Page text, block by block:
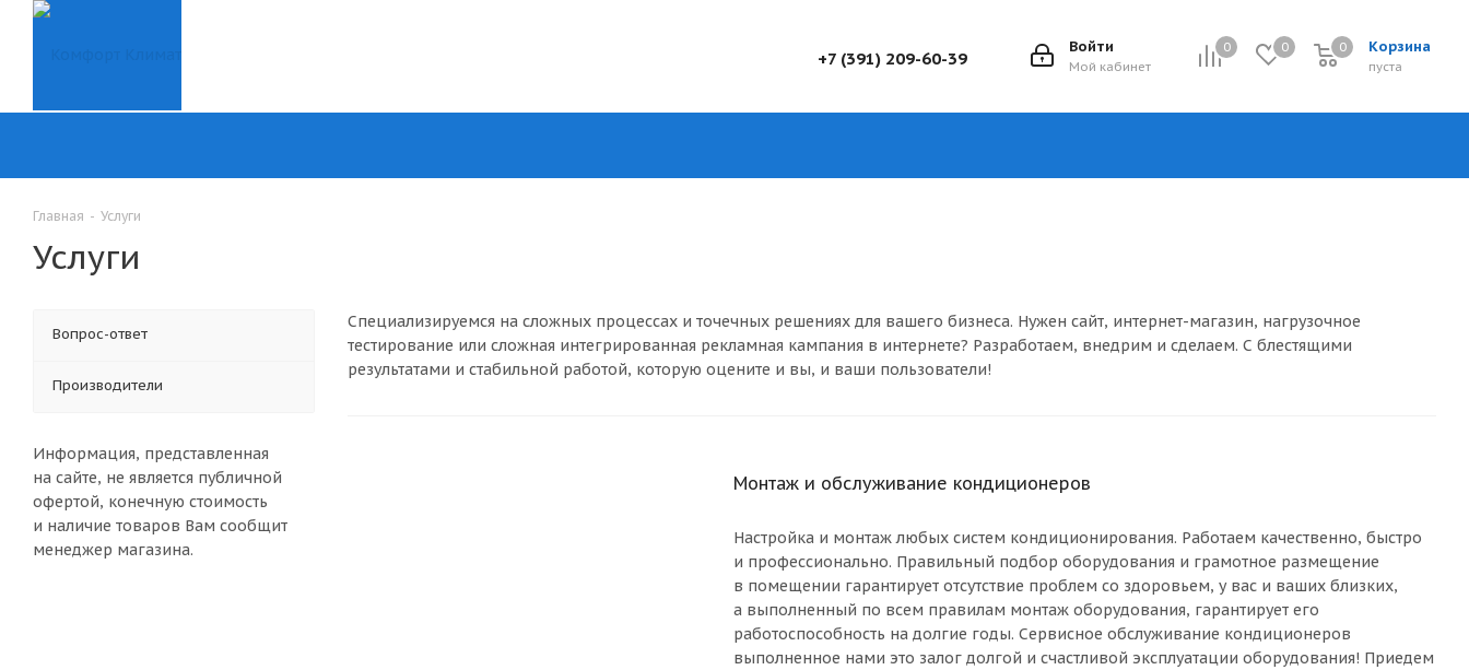
0 0 Корзина
пуста
0
Войти
Мой кабинет
+7 (391) 209-60-39
Главная - Услуги
Услуги
Специализируемся на сложных процессах и точечных решениях для вашего бизнеса. Нужен сайт, интернет-магазин, нагрузочное
тестирование или сложная интегрированная рекламная кампания в интернете? Разработаем, внедрим и сделаем. С блестящими
результатами и стабильной работой, которую оцените и вы, и ваши пользователи!
Монтаж и обслуживание кондиционеров
Настройка и монтаж любых систем кондиционирования. Работаем качественно, быстро
и профессионально. Правильный подбор оборудования и грамотное размещение
в помещении гарантирует отсутствие проблем со здоровьем, у вас и ваших близких,
а выполненный по всем правилам монтаж оборудования, гарантирует его
работоспособность на долгие годы. Сервисное обслуживание кондиционеров
выполненное нами это залог долгой и счастливой эксплуатации оборудования! Приедем
Вопрос-ответ
Производители
Информация, представленная
на сайте, не является публичной
офертой, конечную стоимость
и наличие товаров Вам сообщит
менеджер магазина.